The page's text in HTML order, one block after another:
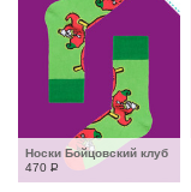
Носки Бойцовский клуб
470 Р